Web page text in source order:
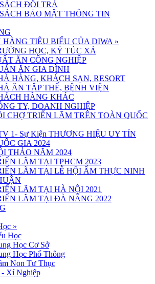
ĐỔI TRẢ
BẢO MẬT THÔNG TIN
HÀNG TIÊU BIỂU CỦA DIWA »
HỌC, KÝ TÚC XÁ
ĂN CÔNG NGHIỆP
ĂN GIA ĐÌNH
HÀNG, KHÁCH SẠN, RESORT
ĂN TẬP THỂ, BỆNH VIỆN
HÀNG KHÁC
TY, DOANH NGHIỆP
CHỢ TRIỂN LÃM TRÊN TOÀN QUỐC
1- Sự Kiện THƯƠNG HIỆU UY TÍN
GIA 2024
THẢO NĂM 2024
LÃM TẠI TPHCM 2023
LÃM TẠI LỄ HỘI ẨM THỰC NINH
LÃM TẠI HÀ NỘI 2021
LÃM TẠI ĐÀ NẴNG 2022
»
Học
Học Cơ Sở
Học Phổ Thông
Non Tư Thục
- Xí Nghiệp